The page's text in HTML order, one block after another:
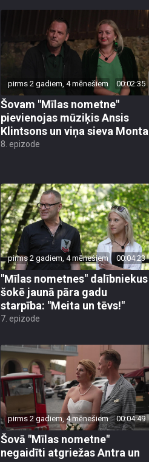
pirms 2 gadiem, 4 mēnešiem 00:02:35
Šovam "Mīlas nometne"
pievienojas mūziķis Ansis
Klintsons un viņa sieva Monta
8. epizode
pirms 2 gadiem, 4 mēnešiem 00:04:23
"Mīlas nometnes" dalībniekus
šokē jaunā pāra gadu
starpība: "Meita un tēvs!"
7. epizode
pirms 2 gadiem, 4 mēnešiem 00:04:49
Šovā "Mīlas nometne"
negaidīti atgriežas Antra un